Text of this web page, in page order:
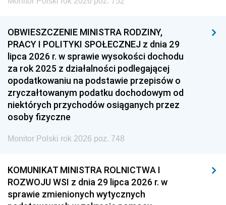
OBWIESZCZENIE MINISTRA RODZINY,
PRACY I POLITYKI SPOŁECZNEJ z dnia 29
lipca 2026 r. w sprawie wysokości dochodu
za rok 2025 z działalności podlegającej
opodatkowaniu na podstawie przepisów o
zryczałtowanym podatku dochodowym od
niektórych przychodów osiąganych przez
osoby fizyczne
Monitor Polski rok 2026 poz. 748
KOMUNIKAT MINISTRA ROLNICTWA I
ROZWOJU WSI z dnia 29 lipca 2026 r. w
sprawie zmienionych wytycznych